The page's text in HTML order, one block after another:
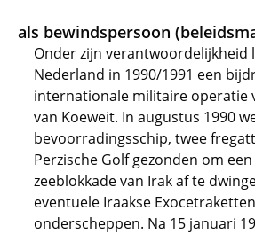
als bewindspersoon
Onder zijn verantwoordelijkheid
Nederland in 1990/1991 een
internationale militaire operatie
van Koeweit. In augustus 1990
bevoorradingsschip, twee
Perzische Golf gezonden om
zeeblokkade van Irak af te
eventuele Iraakse
onderscheppen. Na 15 januari